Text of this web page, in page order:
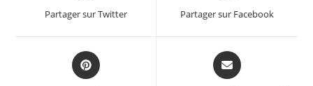
new
Partager sur Twitter
new
Partager sur Facebook
Opens
in
Opens
in